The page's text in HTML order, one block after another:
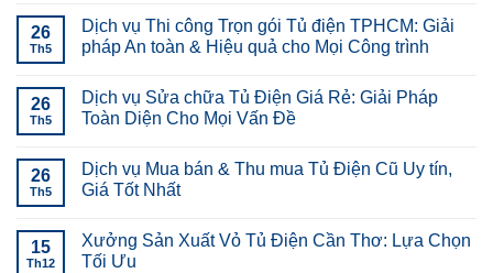
26
Th5
Dịch vụ Thi công Trọn gói Tủ điện TPHCM: Giải
pháp An toàn & Hiệu quả cho Mọi Công trình
26
Th5
Dịch vụ Sửa chữa Tủ Điện Giá Rẻ: Giải Pháp
Toàn Diện Cho Mọi Vấn Đề
26
Th5
Dịch vụ Mua bán & Thu mua Tủ Điện Cũ Uy tín,
Giá Tốt Nhất
15
Th12
Xưởng Sản Xuất Vỏ Tủ Điện Cần Thơ: Lựa Chọn
Tối Ưu